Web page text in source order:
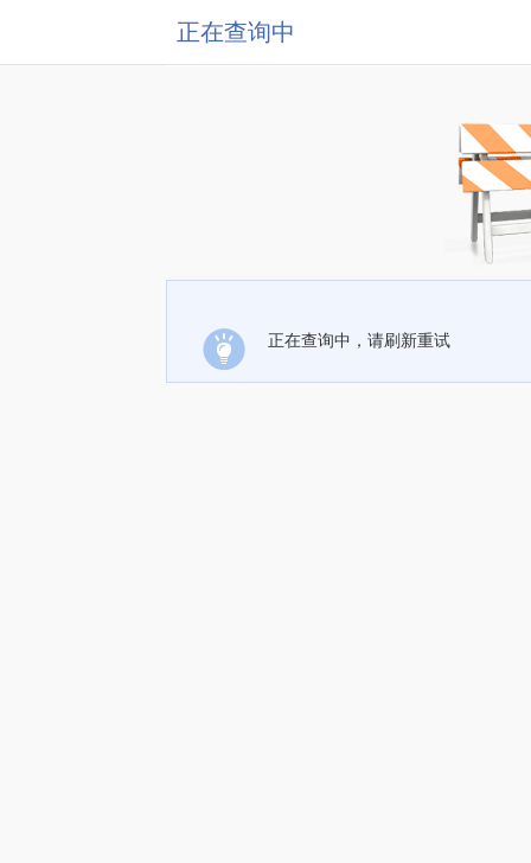
正在查询中
正在查询中，请刷新重试